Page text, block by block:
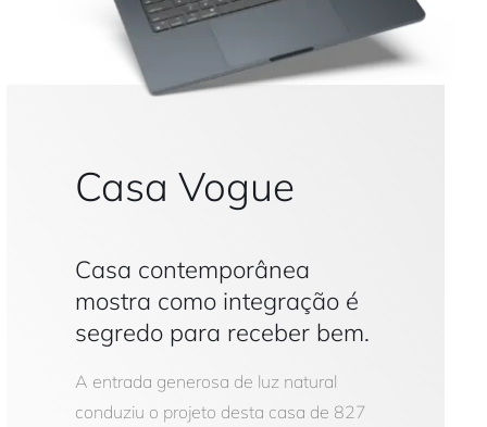
Casa Vogue
Casa contemporânea
mostra como integração é
segredo para receber bem.
A entrada generosa de luz natural
conduziu o projeto desta casa de 827